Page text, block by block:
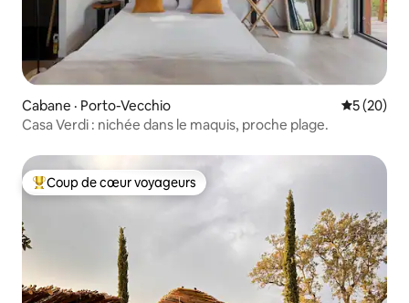
Cabane · Porto-Vecchio Note
5 (20)
Casa Verdi : nichée dans le maquis, proche plage.
Coup de cœur voyageurs parmi les plus aimés
Coup de cœur voyageurs